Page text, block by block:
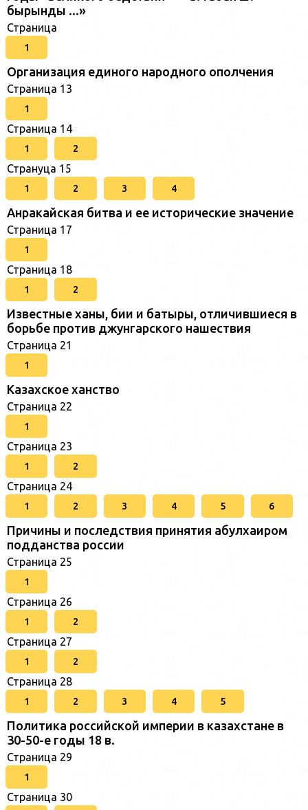
бырынды ...»
Страница
1
Организация единого народного ополчения
Страница 13
1
Страница 14
1 2
Странуца 15
1 2 3 4
Анракайская битва и ее исторические значение
Страница 17
1
Страница 18
1 2
Известные ханы, бии и батыры, отличившиеся в
борьбе против джунгарского нашествия
Страница 21
1
Казахское ханство
Страница 22
1
Страница 23
1 2
Страница 24
1 2 3 4 5 6
Причины и последствия принятия абулхаиром
подданства россии
Страница 25
1
Страница 26
1 2
Страница 27
1 2
Страница 28
1 2 3 4 5
Политика российской империи в казахстане в
30-50-е годы 18 в.
Страница 29
1
Страница 30